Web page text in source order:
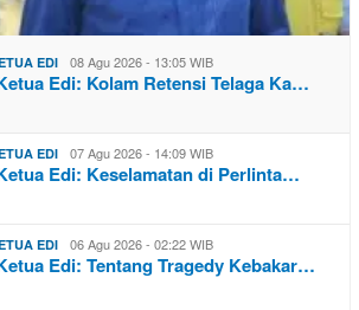
EDI 08 Agu 2026 - 13:05 WIB
Edi: Kolam Retensi Telaga Ka…
EDI 07 Agu 2026 - 14:09 WIB
Edi: Keselamatan di Perlinta…
EDI 06 Agu 2026 - 02:22 WIB
Edi: Tentang Tragedy Kebakar…